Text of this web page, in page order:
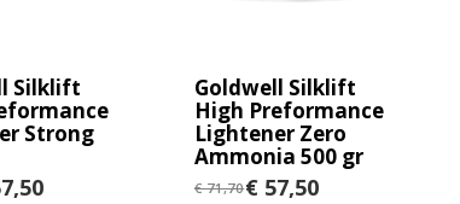
Silklift
Strong
Goldwell Silklift
High Preformance
Lightener Zero
Ammonia 500 gr
€ 71,70€ 57,50